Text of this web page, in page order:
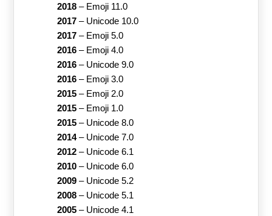
2018– Emoji 11.0
2017– Unicode 10.0
2017– Emoji 5.0
2016– Emoji 4.0
2016– Unicode 9.0
2016– Emoji 3.0
2015– Emoji 2.0
2015– Emoji 1.0
2015– Unicode 8.0
2014– Unicode 7.0
2012– Unicode 6.1
2010– Unicode 6.0
2009– Unicode 5.2
2008– Unicode 5.1
2005– Unicode 4.1